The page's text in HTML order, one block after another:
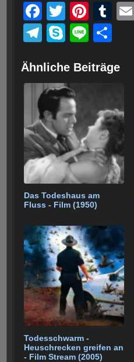
F
a
c
e
b
o
k
T
wi
tt
er
Pi
nt
er
e
T
bl
T
e
gr
a
m
S
p
e
Li
e
e
Ähnliche Beiträge
Das Todeshaus am
Fluss - Film (1950)
Todesschwarm -
Heuschrecken greifen an
- Film Stream (2005)